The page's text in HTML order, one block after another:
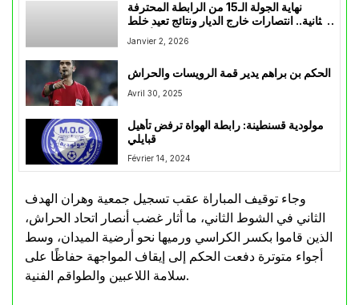
نهاية الجولة الـ15 من الرابطة المحترفة
الثانية.. انتصارات خارج الديار ونتائج تعيد خلط
الأوراق
Janvier 2, 2026
الحكم بن براهم يدير قمة الرويسات والحراش
Avril 30, 2025
مولودية قسنطينة: رابطة الهواة ترفض تأهيل
قبايلي
Février 14, 2024
وجاء توقيف المباراة عقب تسجيل جمعية وهران الهدف
الثاني في الشوط الثاني، ما أثار غضب أنصار اتحاد الحراش،
الذين قاموا بكسر الكراسي ورميها نحو أرضية الميدان، وسط
أجواء متوترة دفعت الحكم إلى إيقاف المواجهة حفاظًا على
سلامة اللاعبين والطواقم الفنية.